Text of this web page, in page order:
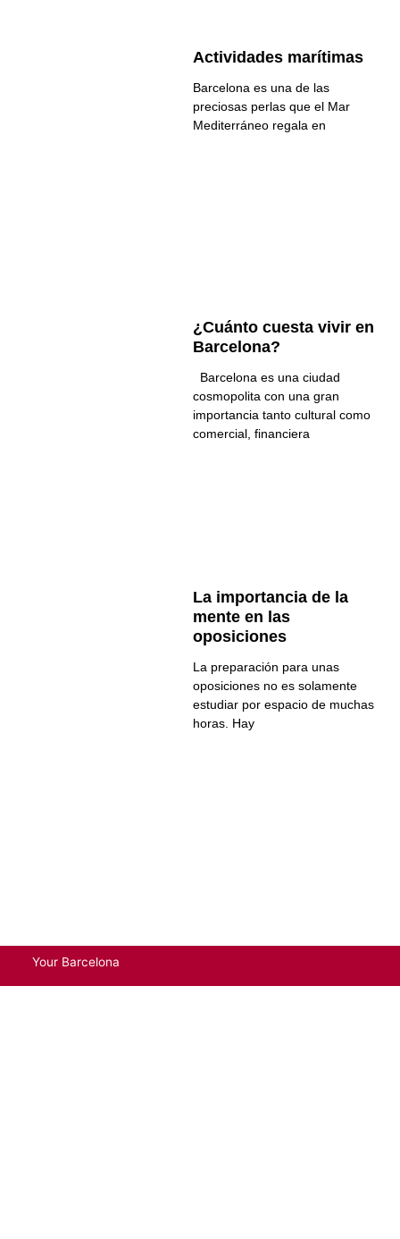
Actividades marítimas
Barcelona es una de las
preciosas perlas que el Mar
Mediterráneo regala en
¿Cuánto cuesta vivir en
Barcelona?
Barcelona es una ciudad
cosmopolita con una gran
importancia tanto cultural como
comercial, financiera
La importancia de la
mente en las
oposiciones
La preparación para unas
oposiciones no es solamente
estudiar por espacio de muchas
horas. Hay
Your Barcelona